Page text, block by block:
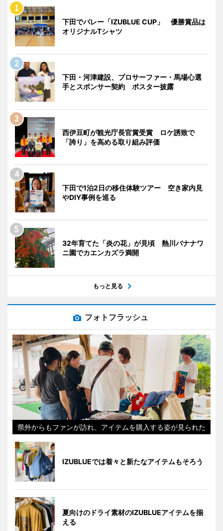
下田でバレー「IZUBLUE CUP」 優勝賞品は
オリジナルTシャツ
下田・河津建設、プロサーファー・馬場心選
手とスポンサー契約 ポスター披露
西伊豆町が観光庁長官賞受賞 ロケ誘致で
「誇り」を高める取り組み評価
下田で1泊2日の移住体験ツアー 空き家内見
やDIY事例を巡る
32年育てた「炎の花」が見頃 熱川バナナワ
ニ園でカエンカズラ満開
もっと見る
フォトフラッシュ
県外からもファンが訪れ、アイテムを購入する姿が見られた
IZUBLUEでは着々と新たなアイテムもそろう
夏向けのドライ素材のIZUBLUEアイテムを揃
える